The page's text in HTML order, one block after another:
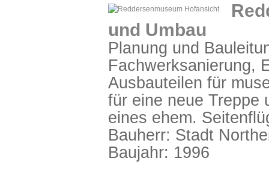
und Umbau
Planung und
Fachwerksanierung,
Ausbauteilen für
für eine neue Treppe
eines ehem.
Bauherr: Stadt
Baujahr: 1996